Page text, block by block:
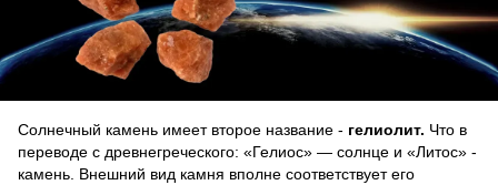
Солнечный камень имеет второе название - гелиолит. Что в
переводе с древнегреческого: «Гелиос» — солнце и «Литос» -
камень. Внешний вид камня вполне соответствует его